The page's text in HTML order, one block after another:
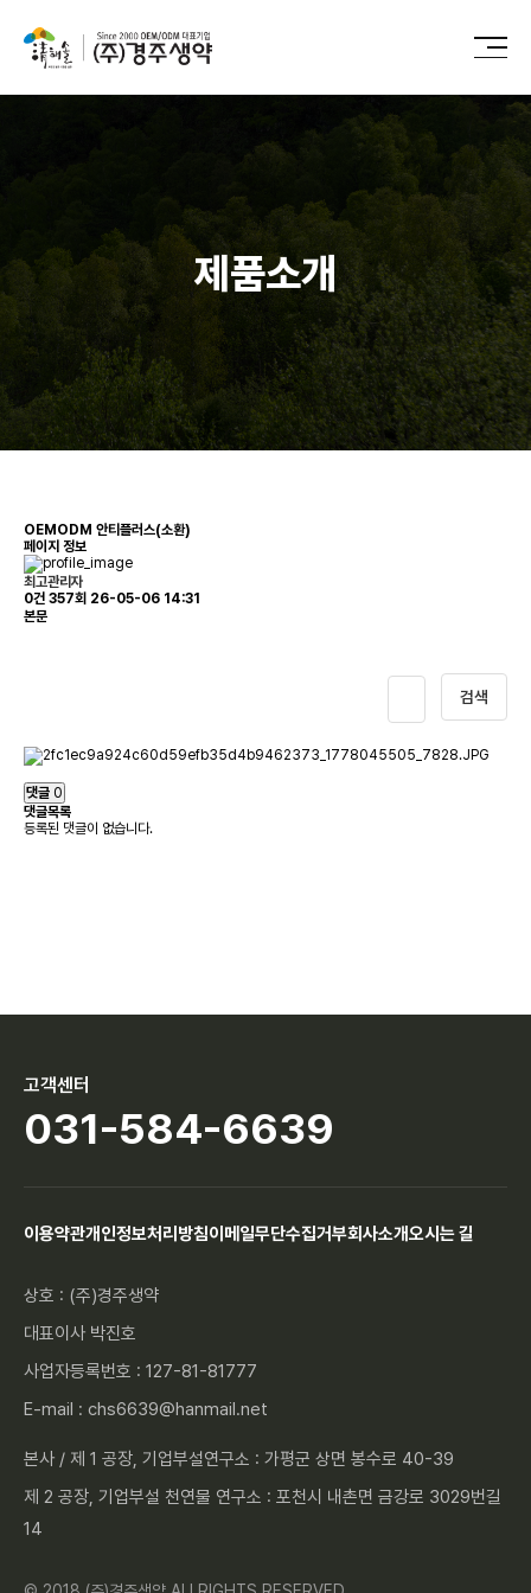
제품소개
OEMODM 안티플러스(소환)
페이지 정보
최고관리자
0건 357회 26-05-06 14:31
검색
본문
댓글 0
댓글목록
등록된 댓글이 없습니다.
이용약관개인정보처리방침이메일무단수집거부회사소개오시는 길
상호 : (주)경주생약
대표이사 박진호
사업자등록번호 : 127-81-81777
E-mail : chs6639@hanmail.net
본사 / 제 1 공장, 기업부설연구소 : 가평군 상면 봉수로 40-39
제 2 공장, 기업부설 천연물 연구소 : 포천시 내촌면 금강로 3029번길
14
고객센터
031-584-6639